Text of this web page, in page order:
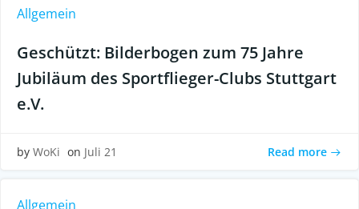
Allgemein
Geschützt: Bilderbogen zum 75 Jahre
Jubiläum des Sportflieger-Clubs Stuttgart
e.V.
by WoKi on Juli 21 Read more
Allgemein